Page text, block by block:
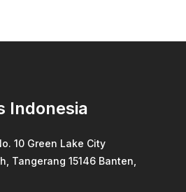
Indonesia
10 Green Lake City
Tangerang 15146 Banten,